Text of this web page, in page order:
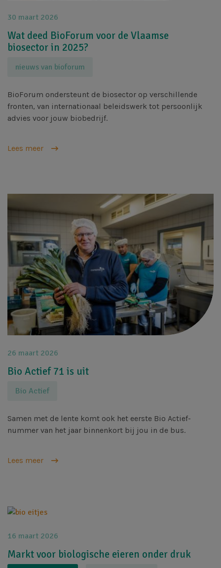
30 maart 2026
Wat deed BioForum voor de Vlaamse
biosector in 2025?
nieuws van bioforum
BioForum ondersteunt de biosector op verschillende
fronten, van internationaal beleidswerk tot persoonlijk
advies voor jouw biobedrijf.
Lees meer
Afbeelding
26 maart 2026
Bio Actief 71 is uit
Bio Actief
Samen met de lente komt ook het eerste Bio Actief-
nummer van het jaar binnenkort bij jou in de bus.
Lees meer
Afbeelding
16 maart 2026
Markt voor biologische eieren onder druk